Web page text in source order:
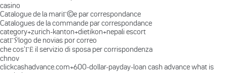
casino
Catalogue de la mariГ©e par correspondance
Catalogues de la commande par correspondance
category+zurich-kanton+dietikon+nepali escort
catГЎlogo de novias por correo
che cos'ГЁ il servizio di sposa per corrispondenza
chnov
clickcashadvance.com+600-dollar-payday-loan cash advance what is